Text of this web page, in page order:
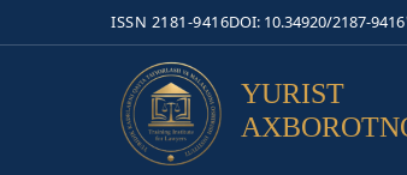
ISSN 2181-9416DOI: 10.34920/2187-9416
YURIST